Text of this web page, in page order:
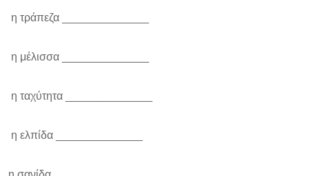
η τράπεζα ______________
η μέλισσα ______________
η ταχύτητα ______________
η ελπίδα ______________